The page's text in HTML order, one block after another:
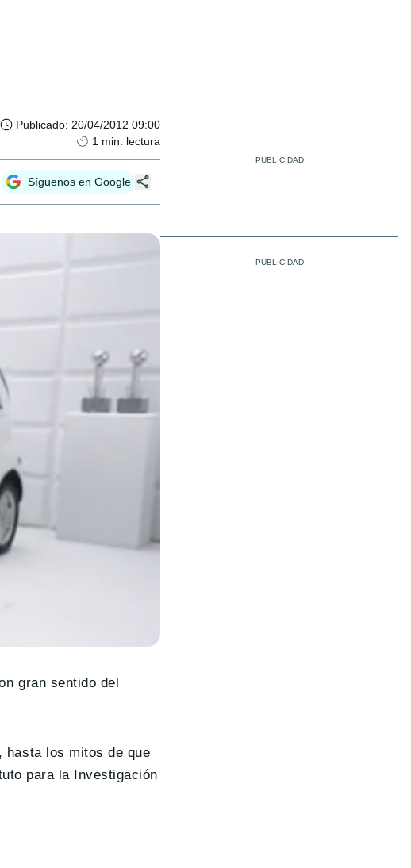
Publicado: 20/04/2012 09:00
1 min. lectura
Síguenos en Google
gran sentido del
, hasta los mitos de que
para la Investigación